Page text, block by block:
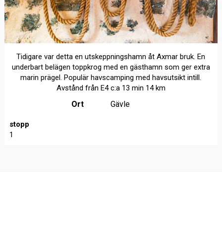
Tidigare var detta en utskeppningshamn åt Axmar bruk. En
underbart belägen toppkrog med en gästhamn som ger extra
marin prägel. Populär havscamping med havsutsikt intill.
Avstånd från E4 c:a 13 min 14 km
Ort Gävle
stopp
1